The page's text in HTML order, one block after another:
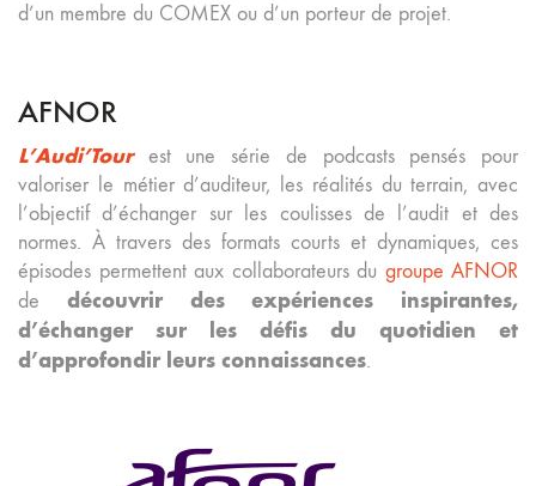
d’un membre du COMEX ou d’un porteur de projet.
AFNOR
L’Audi’Tourest une série de podcasts pensés pour
valoriser le métier d’auditeur, les réalités du terrain, avec
l’objectif d’échanger sur les coulisses de l’audit et des
normes. À travers des formats courts et dynamiques, ces
épisodes permettent aux collaborateurs du groupe AFNOR
de découvrir des expériences inspirantes,
d’échanger sur les défis du quotidien et
d’approfondir leurs connaissances.